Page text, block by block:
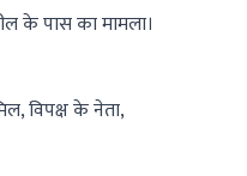
के पास का मामला।
विपक्ष के नेता,